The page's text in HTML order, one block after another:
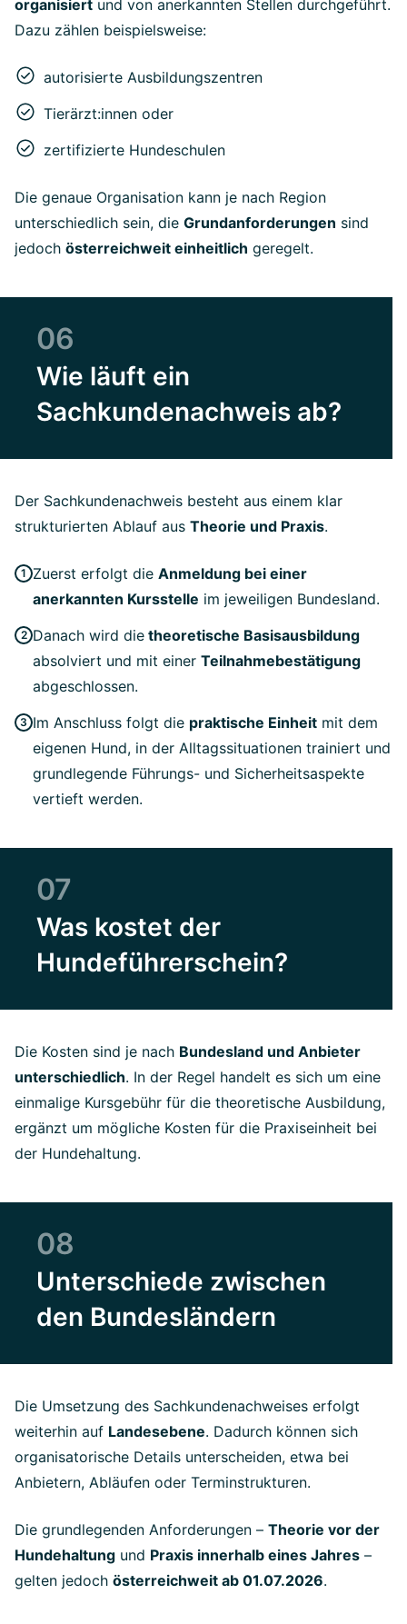
organisiert und von anerkannten Stellen durchgeführt.
Dazu zählen beispielsweise:
autorisierte Ausbildungszentren
Tierärzt:innen oder
zertifizierte Hundeschulen
Die genaue Organisation kann je nach Region
unterschiedlich sein, die Grundanforderungen sind
jedoch österreichweit einheitlich geregelt.
06
Wie läuft ein
Sachkundenachweis ab?
Der Sachkundenachweis besteht aus einem klar
strukturierten Ablauf aus Theorie und Praxis.
Zuerst erfolgt die Anmeldung bei einer
anerkannten Kursstelle im jeweiligen Bundesland.
Danach wird die theoretische Basisausbildung
absolviert und mit einer Teilnahmebestätigung
abgeschlossen.
Im Anschluss folgt die praktische Einheit mit dem
eigenen Hund, in der Alltagssituationen trainiert und
grundlegende Führungs- und Sicherheitsaspekte
vertieft werden.
07
Was kostet der
Hundeführerschein?
Die Kosten sind je nach Bundesland und Anbieter
unterschiedlich. In der Regel handelt es sich um eine
einmalige Kursgebühr für die theoretische Ausbildung,
ergänzt um mögliche Kosten für die Praxiseinheit bei
der Hundehaltung.
08
Unterschiede zwischen
den Bundesländern
Die Umsetzung des Sachkundenachweises erfolgt
weiterhin auf Landesebene. Dadurch können sich
organisatorische Details unterscheiden, etwa bei
Anbietern, Abläufen oder Terminstrukturen.
Die grundlegenden Anforderungen – Theorie vor der
Hundehaltung und Praxis innerhalb eines Jahres –
gelten jedoch österreichweit ab 01.07.2026.